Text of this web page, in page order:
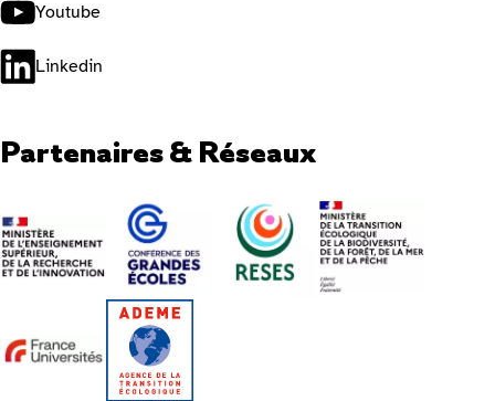
Youtube
Linkedin
Partenaires & Réseaux